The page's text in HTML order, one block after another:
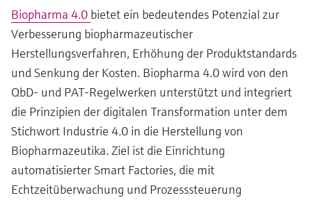
Biopharma 4.0 bietet ein bedeutendes Potenzial zur
Verbesserung biopharmazeutischer
Herstellungsverfahren, Erhöhung der Produktstandards
und Senkung der Kosten. Biopharma 4.0 wird von den
QbD- und PAT-Regelwerken unterstützt und integriert
die Prinzipien der digitalen Transformation unter dem
Stichwort Industrie 4.0 in die Herstellung von
Biopharmazeutika. Ziel ist die Einrichtung
automatisierter Smart Factories, die mit
Echtzeitüberwachung und Prozesssteuerung